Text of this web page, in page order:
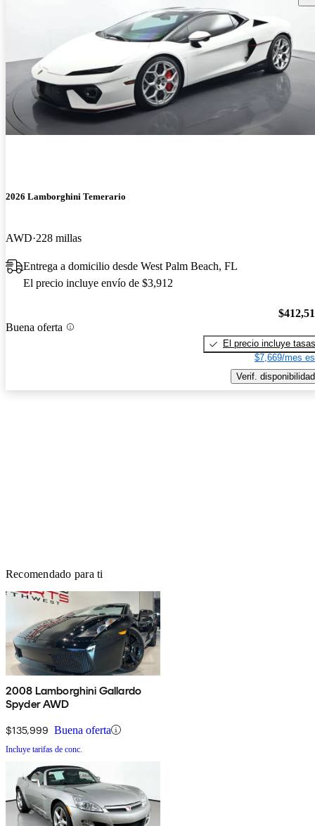
2026 Lamborghini Temerario
AWD 228 millas
Entrega a domicilio desde West Palm Beach, FL
El precio incluye envío de $3,912
Buena oferta
El precio incluye tasas
$7,669/mes
Verif. disponibilidad
Recomendado para ti
2008 Lamborghini Gallardo
Spyder AWD
$135,999 Buena oferta
Incluye tarifas de conc.